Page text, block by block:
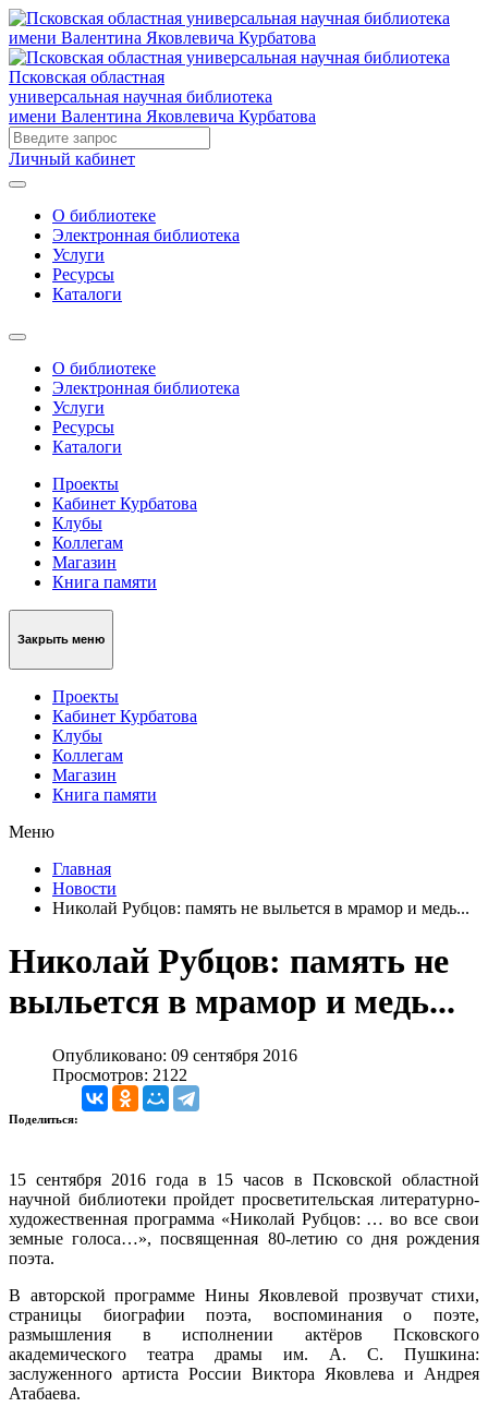
Псковская областная
универсальная научная библиотека
имени Валентина Яковлевича Курбатова
Личный кабинет
О библиотеке
Электронная библиотека
Услуги
Ресурсы
Каталоги
О библиотеке
Электронная библиотека
Услуги
Ресурсы
Каталоги
Проекты
Кабинет Курбатова
Клубы
Коллегам
Магазин
Книга памяти
Закрыть меню
Проекты
Кабинет Курбатова
Клубы
Коллегам
Магазин
Книга памяти
Меню
Главная
Новости
Николай Рубцов: память не выльется в мрамор и медь...
Николай Рубцов: память не
выльется в мрамор и медь...
Опубликовано: 09 сентября 2016
Просмотров: 2122
Поделиться:
15 сентября 2016 года в 15 часов в Псковской областной
научной библиотеки пройдет просветительская литературно-
художественная программа «Николай Рубцов: … во все свои
земные голоса…», посвященная 80-летию со дня рождения
поэта.
В авторской программе Нины Яковлевой прозвучат стихи,
страницы биографии поэта, воспоминания о поэте,
размышления в исполнении актёров Псковского
академического театра драмы им. А. С. Пушкина:
заслуженного артиста России Виктора Яковлева и Андрея
Атабаева.